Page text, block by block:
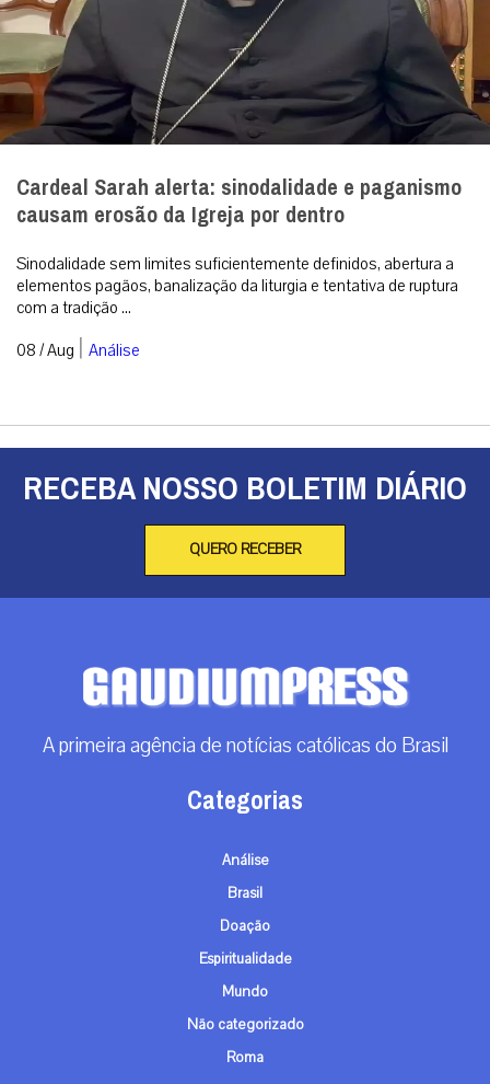
08 / Aug
Análise
RECEBA NOSSO BOLETIM DIÁRIO
QUERO RECEBER
Categorias
Brasil
Doação
Não categorizado
Roma
Arquivos
Contato
info@gaudiumpress.org
São Paulo, Brasil